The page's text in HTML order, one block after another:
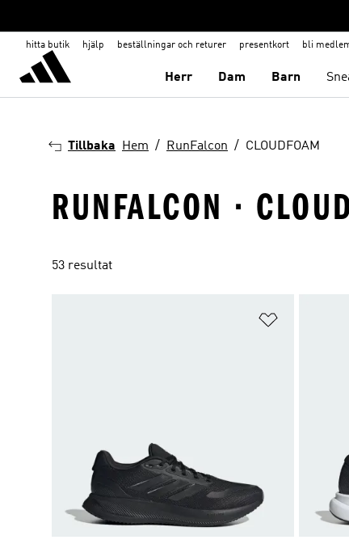
hitta butik hjälp beställningar och returer presentkort bli
Herr Dam Barn
Tillbaka Hem RunFalcon CLOUDFOAM
RUNFALCON ·
53 resultat